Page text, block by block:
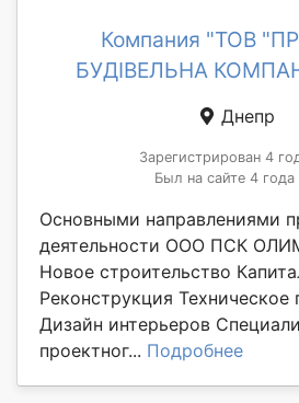
Компания "ТОВ
БУДІВЕЛЬНА
Днепр
Зарегистрирован 4
Был на сайте 4 года
Основными направлениями
деятельности ООО ПСК
Новое строительство
Реконструкция
Дизайн интерьеров
проектног... Подробнее